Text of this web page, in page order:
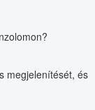
megjelenítését, és